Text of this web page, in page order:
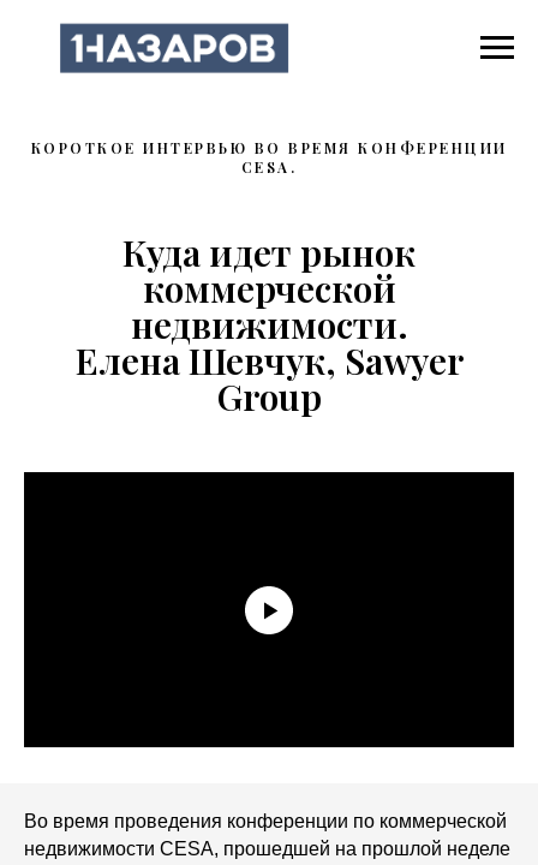
КОРОТКОЕ ИНТЕРВЬЮ ВО ВРЕМЯ КОНФЕРЕНЦИИ
CESA.
Куда идет рынок
коммерческой
недвижимости.
Елена Шевчук, Sawyer
Group
Во время проведения конференции по коммерческой
недвижимости CESA, прошедшей на прошлой неделе